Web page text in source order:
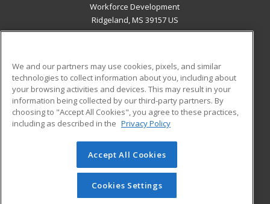
Workforce Development
Ridgeland, MS 39157 US
ADDITIONAL RESOURCES
Military
Financial Assistance
Help
Student Blog
© 2026 ed2go, a division of Cengage Learning. All rights
reserved. The material on this site cannot be reproduced or
redistributed unless you have obtained prior written
permission from Cengage Learning.Privacy Policy
We and our partners may use cookies, pixels, and similar
technologies to collect information about you, including about
your browsing activities and devices. This may result in your
information being collected by our third-party partners. By
choosing to "Accept All Cookies", you agree to these practices,
including as described in the Privacy Policy
Accept All Cookies
Cookies Settings